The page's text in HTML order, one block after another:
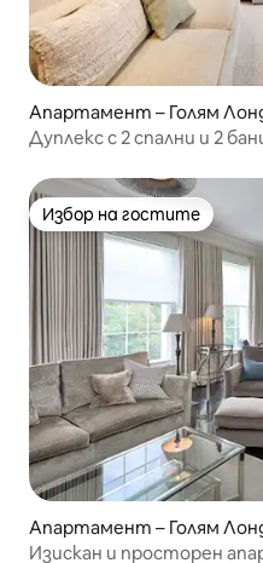
Апартамент – Голям
Дуплекс с 2 спални и 2
Избор на гостите
Избор на гостите
Апартамент – Голям
Изискан и просторен